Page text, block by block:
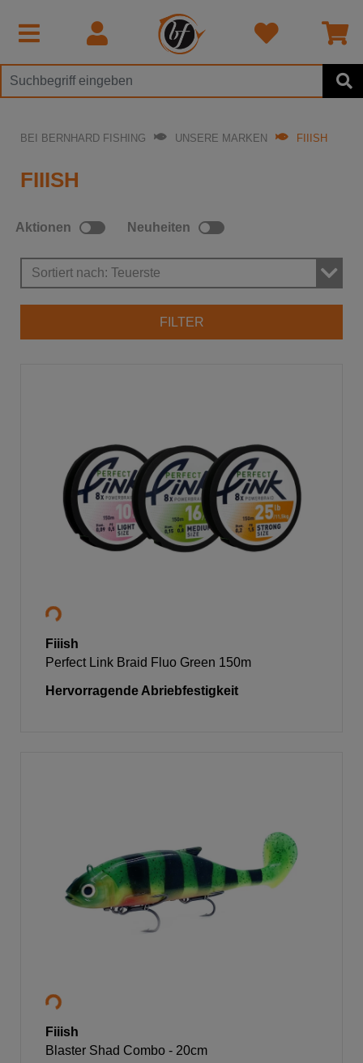
BEI BERNHARD FISHING UNSERE MARKEN FIIISH
FIIISH
FILTER
Sortiert nach: Teuerste
Aktionen Neuheiten
Fiiish
Perfect Link Braid Fluo Green 150m
Hervorragende Abriebfestigkeit
Fiiish
Blaster Shad Combo - 20cm